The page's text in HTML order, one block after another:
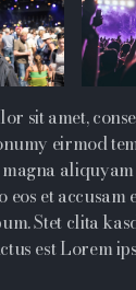
sit amet,
eirmod
aliquyam
et accusam
Stet clita
est Lorem